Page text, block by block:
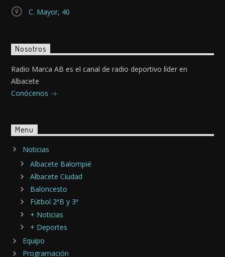
C. Mayor, 40
Nosotros
Radio Marca AB es el canal de radio deportivo líder en
Albacete
Conócenos
Menu
Noticias
Albacete Balompié
Albacete Ciudad
Baloncesto
Fútbol 2ªB y 3ª
+ Noticias
+ Deportes
Equipo
Programación